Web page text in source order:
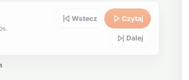
Wstecz Czytaj
Dalej